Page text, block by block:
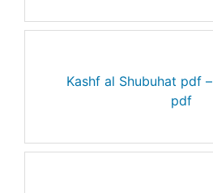
Kashf al Shubuhat pdf – كشف الشبهات
pdf